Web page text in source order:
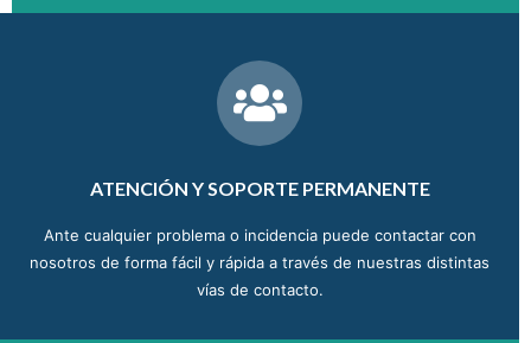
ATENCIÓN Y SOPORTE PERMANENTE
Ante cualquier problema o incidencia puede contactar con
nosotros de forma fácil y rápida a través de nuestras distintas
vías de contacto.